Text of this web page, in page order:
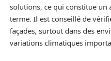
solutions, ce qui constitue un
terme. Il est conseillé de
façades, surtout dans des
variations climatiques